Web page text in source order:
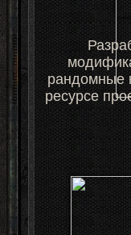
рандомные
ресурсе